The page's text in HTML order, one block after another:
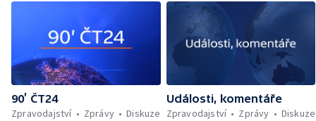
90’ ČT24
Zpravodajství
Zprávy Diskuze
Události, komentáře
Zpravodajství
Zprávy Diskuze